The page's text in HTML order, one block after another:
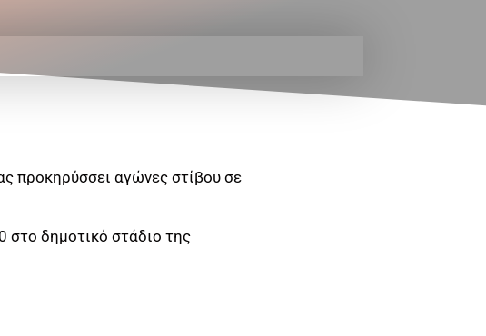
προκηρύσσει αγώνες στίβου σε
στο δημοτικό στάδιο της